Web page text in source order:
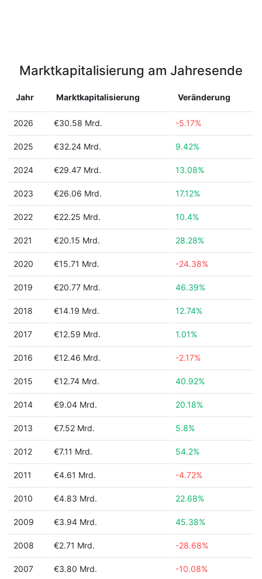
Marktkapitalisierung am Jahresende
Jahr Marktkapitalisierung Veränderung
2026 €30.58 Mrd. -5.17%
2025 €32.24 Mrd. 9.42%
2024 €29.47 Mrd. 13.08%
2023 €26.06 Mrd. 17.12%
2022 €22.25 Mrd. 10.4%
2021 €20.15 Mrd. 28.28%
2020 €15.71 Mrd. -24.38%
2019 €20.77 Mrd. 46.39%
2018 €14.19 Mrd. 12.74%
2017 €12.59 Mrd. 1.01%
2016 €12.46 Mrd. -2.17%
2015 €12.74 Mrd. 40.92%
2014 €9.04 Mrd. 20.18%
2013 €7.52 Mrd. 5.8%
2012 €7.11 Mrd. 54.2%
2011 €4.61 Mrd. -4.72%
2010 €4.83 Mrd. 22.68%
2009 €3.94 Mrd. 45.38%
2008 €2.71 Mrd. -28.68%
2007 €3.80 Mrd. -10.08%